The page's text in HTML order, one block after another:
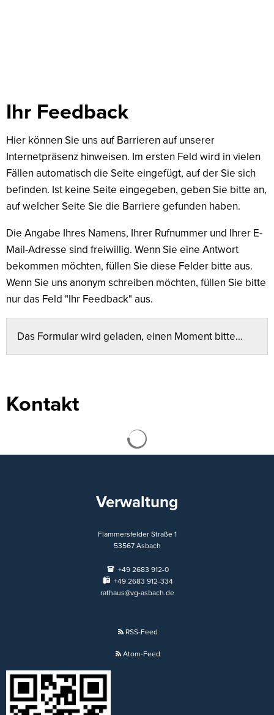
Feedback
Ihr Feedback
Hier können Sie uns auf Barrieren auf unserer
Internetpräsenz hinweisen. Im ersten Feld wird in vielen
Fällen automatisch die Seite eingefügt, auf der Sie sich
befinden. Ist keine Seite eingegeben, geben Sie bitte an,
auf welcher Seite Sie die Barriere gefunden haben.
Die Angabe Ihres Namens, Ihrer Rufnummer und Ihrer E-
Mail-Adresse sind freiwillig. Wenn Sie eine Antwort
bekommen möchten, füllen Sie diese Felder bitte aus.
Wenn Sie uns anonym schreiben möchten, füllen Sie bitte
nur das Feld "Ihr Feedback" aus.
Das Formular wird geladen, einen Moment bitte…
Kontakt
Verwaltung
Flammersfelder Straße 1
53567 Asbach
+49 2683 912-0
+49 2683 912-334
rathaus@vg-asbach.de
RSS-Feed
Atom-Feed